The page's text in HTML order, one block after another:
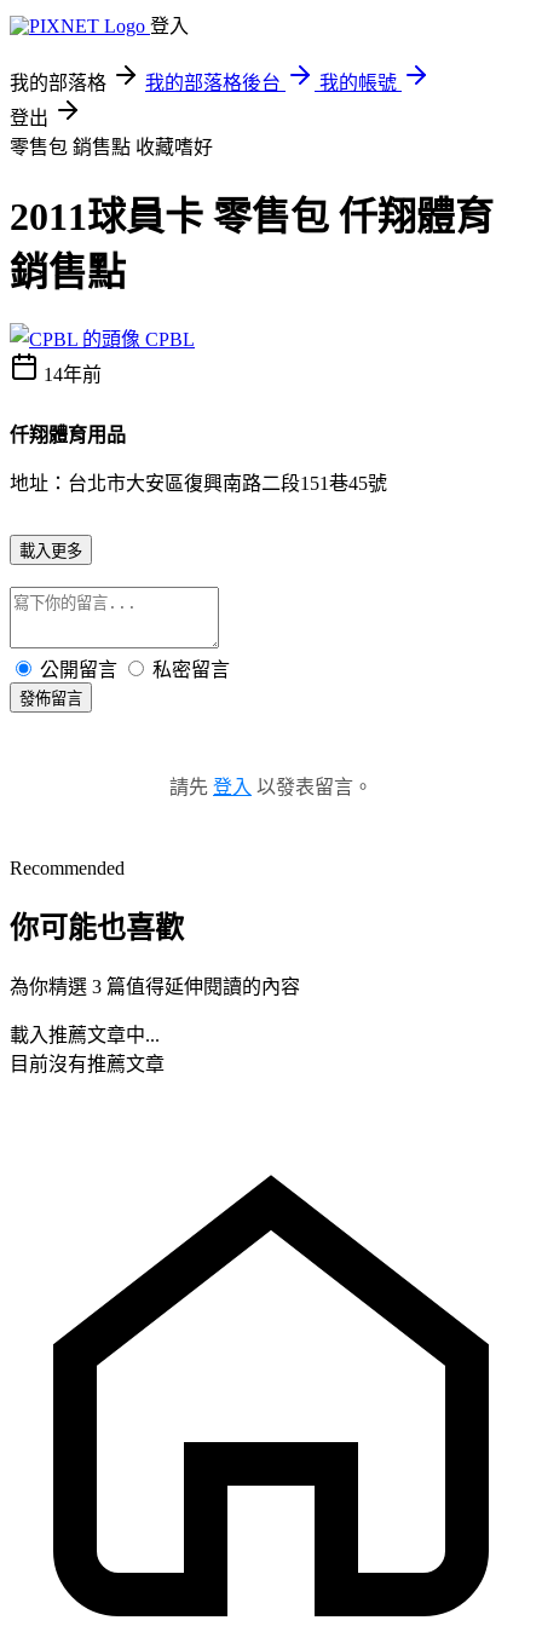
登入
我的部落格 我的部落格後台
我的帳號
登出
零售包 銷售點 收藏嗜好
2011球員卡 零售包 仟翔體育
銷售點
CPBL
14年前
仟翔體育用品
地址：台北市大安區復興南路二段151巷45號
載入更多
公開留言 私密留言
發佈留言
請先 登入 以發表留言。
Recommended
你可能也喜歡
為你精選 3 篇值得延伸閱讀的內容
載入推薦文章中...
目前沒有推薦文章